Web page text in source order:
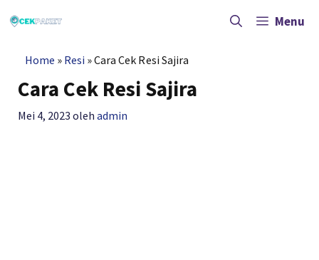
ke
Menu
Home » Resi »Cara Cek Resi Sajira
Cara Cek Resi Sajira
Mei 4, 2023 olehadmin